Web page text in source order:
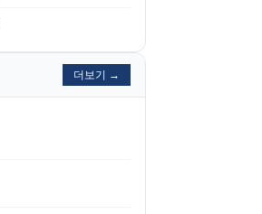
더보기 →